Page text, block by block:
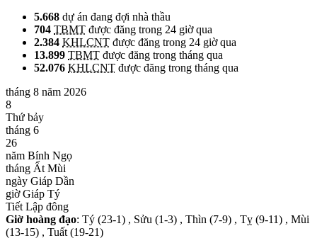
5.668 dự án đang đợi nhà thầu
704 TBMT được đăng trong 24 giờ qua
2.384 KHLCNT được đăng trong 24 giờ qua
13.899 TBMT được đăng trong tháng qua
52.076 KHLCNT được đăng trong tháng qua
tháng 8 năm 2026
8
Thứ bảy
tháng 6
26
năm Bính Ngọ
tháng Ất Mùi
ngày Giáp Dần
giờ Giáp Tý
Tiết Lập đông
Giờ hoàng đạo: Tý (23-1) , Sửu (1-3) , Thìn (7-9) , Tỵ (9-11) , Mùi
(13-15) , Tuất (19-21)